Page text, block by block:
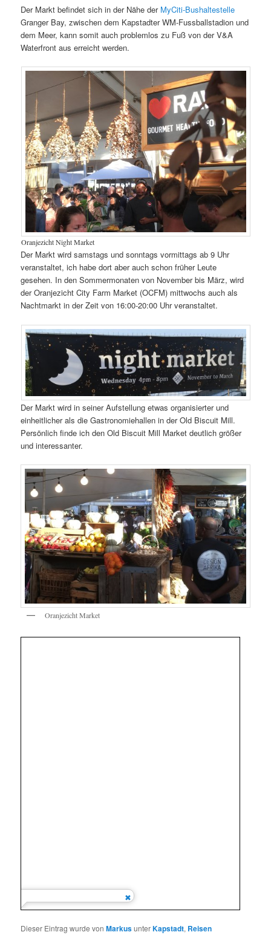
Der Markt befindet sich in der Nähe der MyCiti-Bushaltestelle
Granger Bay, zwischen dem Kapstadter WM-Fussballstadion und
dem Meer, kann somit auch problemlos zu Fuß von der V&A
Waterfront aus erreicht werden.
Oranjezicht Night Market
Der Markt wird samstags und sonntags vormittags ab 9 Uhr
veranstaltet, ich habe dort aber auch schon früher Leute
gesehen. In den Sommermonaten von November bis März, wird
der Oranjezicht City Farm Market (OCFM) mittwochs auch als
Nachtmarkt in der Zeit von 16:00-20:00 Uhr veranstaltet.
Der Markt wird in seiner Aufstellung etwas organisierter und
einheitlicher als die Gastronomiehallen in der Old Biscuit Mill.
Persönlich finde ich den Old Biscuit Mill Market deutlich größer
und interessanter.
Oranjezicht Market
Dieser Eintrag wurde vonMarkusunterKapstadt, Reisen